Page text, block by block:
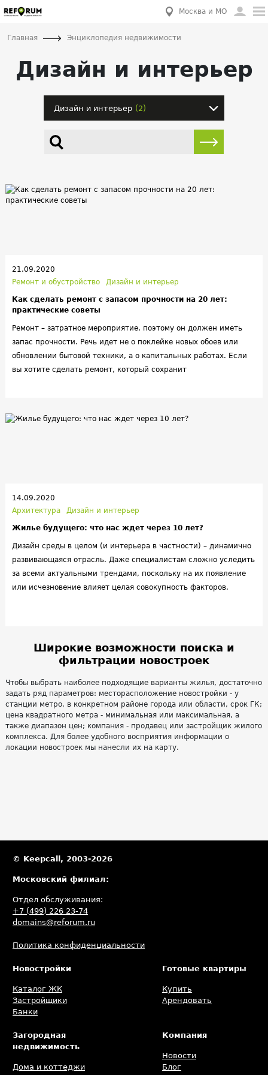
Москва и МО
Главная Энциклопедия недвижимости
Дизайн и интерьер
Дизайн и интерьер (2)
21.09.2020
Ремонт и обустройство
Дизайн и интерьер
Как сделать ремонт с запасом прочности на 20 лет:
практические советы
Ремонт – затратное мероприятие, поэтому он должен иметь
запас прочности. Речь идет не о поклейке новых обоев или
обновлении бытовой техники, а о капитальных работах. Если
вы хотите сделать ремонт, который сохранит
материале.
14.09.2020
Архитектура
Дизайн и интерьер
Жилье будущего: что нас ждет через 10 лет?
Дизайн среды в целом (и интерьера в частности) – динамично
развивающаяся отрасль. Даже специалистам сложно уследить
за всеми актуальными трендами, поскольку на их появление
или исчезновение влияет целая совокупность факторов.
Широкие возможности поиска и
фильтрации новостроек
Чтобы выбрать наиболее подходящие варианты жилья, достаточно
задать ряд параметров: месторасположение новостройки - у
станции метро, в конкретном районе города или области, срок ГК;
цена квадратного метра - минимальная или максимальная, а
также диапазон цен; компания - продавец или застройщик жилого
комплекса. Для более удобного восприятия информации о
локации новостроек мы нанесли их на карту.
© Keepcall, 2003-2026
Московский филиал:
Отдел обслуживания:
+7 (499) 226 23-74
domains@reforum.ru
Политика конфиденциальности
Новостройки
Каталог ЖК
Застройщики
Банки
Готовые квартиры
Купить
Арендовать
Загородная
недвижимость
Дома и коттеджи
Компания
Новости
Блог